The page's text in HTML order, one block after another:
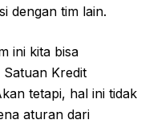
dengan tim lain.
ini kita bisa
Kredit
tetapi, hal ini tidak
aturan dari